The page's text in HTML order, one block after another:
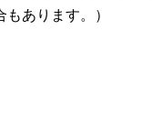
あります。）